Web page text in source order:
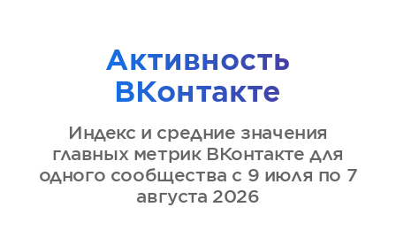
Активность
ВКонтакте
Индекс и средние значения
главных метрик ВКонтакте для
одного сообщества с 9 июля по 7
августа 2026